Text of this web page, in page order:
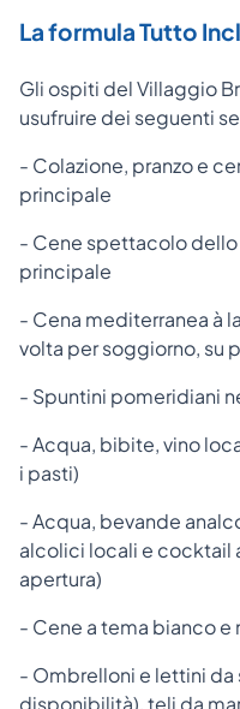
La formula Tutto
Gli ospiti del Villaggio
usufruire dei seguenti
- Colazione, pranzo e
principale
- Cene spettacolo
principale
- Cena mediterranea à
volta per soggiorno, su
- Spuntini pomeridiani
- Acqua, bibite, vino
i pasti)
- Acqua, bevande
alcolici locali e cocktail
apertura)
- Cene a tema bianco e
- Ombrelloni e lettini